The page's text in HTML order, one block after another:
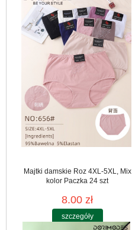
Majtki damskie Roz 4XL-5XL, Mix
kolor Paczka 24 szt
8.00 zł
szczegóły